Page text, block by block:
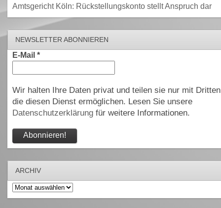
Amtsgericht Köln: Rückstellungskonto stellt Anspruch dar
NEWSLETTER ABONNIEREN
E-Mail *
Wir halten Ihre Daten privat und teilen sie nur mit
die diesen Dienst ermöglichen. Lesen Sie unsere
Datenschutzerklärungfür weitere Informationen.
ARCHIV
Archiv